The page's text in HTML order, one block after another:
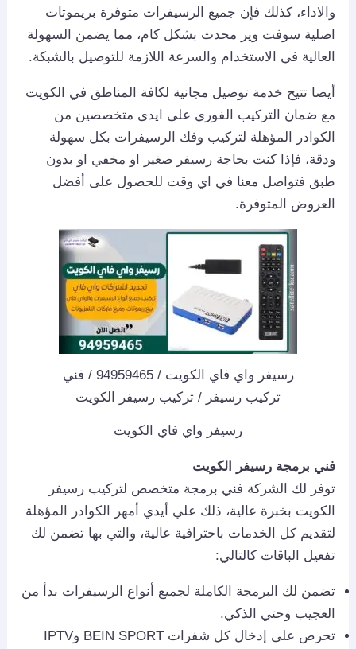
والاداء، كذلك فإن جميع الرسيفرات متوفرة بريموتات
اصلية سوفت وير محدث بشكل كام، مما يضمن السهولة
العالية في الاستخدام والسرعة اللازمة للتوصيل بالشبكة.
أيضا تتيح خدمة توصيل مجانية لكافة المناطق في الكويت
مع ضمان التركيب الفوري على ايدى متخصصين من
الكوادر المؤهلة لتركيب وفك الرسيفرات بكل سهولة
ودقة، فإذا كنت بحاجة رسيفر صغير او مخفي او بدون
طبق فتواصل معنا في اي وقت للحصول على أفضل
العروض المتوفرة.
رسيفر واي فاي الكويت / 94959465 / فني
تركيب رسيفر / تركيب رسيفر الكويت
رسيفر واي فاي الكويت
فني برمجة رسيفر الكويت
توفر لك الشركة فني برمجة متخصص لتركيب رسيفر
الكويت بخبرة عالية، ذلك علي أيدي أمهر الكوادر المؤهلة
لتقديم كل الخدمات باحترافية عالية، والتي بها تضمن لك
تفعيل الباقات كالتالي:
تضمن لك البرمجة الكاملة لجميع أنواع الرسيفرات بدأ من
العجيب وحتي الذكي.
تحرص على إدخال كل شفرات BEIN SPORT وIPTV